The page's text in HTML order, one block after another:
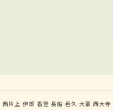
西片上 伊部 香登 長船 邑久 大富 西大寺